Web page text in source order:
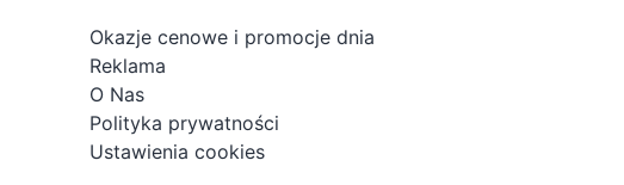
Okazje cenowe i promocje dnia
Reklama
O Nas
Polityka prywatności
Ustawienia cookies